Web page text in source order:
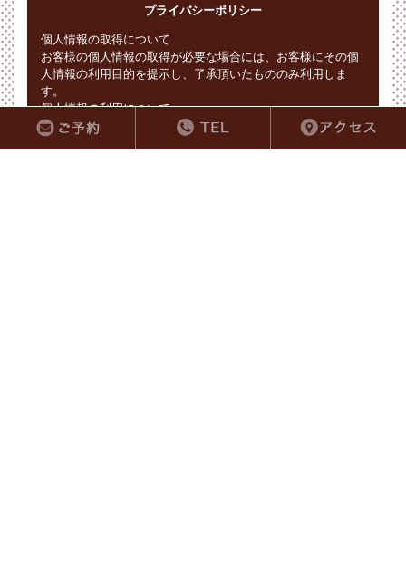
プライバシーポリシー
個人情報の取得について
お客様の個人情報の取得が必要な場合には、お客様にその個
人情報の利用目的を提示し、了承頂いたもののみ利用しま
す。
個人情報の利用について
お客様から了承をいただいた利用目的以外での個人情報の利
※必須入力をすべて記入していただくまで